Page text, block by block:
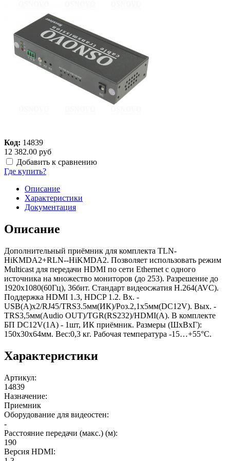
Код: 14839
12 382.00 руб
Добавить к сравнению
Где купить?
Описание
Характеристики
Документация
Описание
Дополнительный приёмник для комплекта TLN-
HiKMDA2+RLN--HiKMDA2. Позволяет использовать режим
Multicast для передачи HDMI по сети Ethernet с одного
источника на множество мониторов (до 253). Разрешение до
1920x1080(60Гц), 36бит. Стандарт видеосжатия H.264(AVC).
Поддержка HDMI 1.3, HDCP 1.2. Вх. -
USB(A)x2/RJ45/TRS3.5мм(ИК)/Роз.2,1х5мм(DC12V). Вых. -
TRS3,5мм(Audio OUT)/TGR(RS232)/HDMI(A). В комплекте
БП DC12V(1А) - 1шт, ИК приёмник. Размеры (ШxВxГ):
150x30x64мм. Вес:0,3 кг. Рабочая температура -15…+55°С.
Характеристики
Артикул:
14839
Назначение:
Приемник
Оборудование для видеостен:
-
Расстояние передачи (макс.) (м):
190
Версия HDMI: